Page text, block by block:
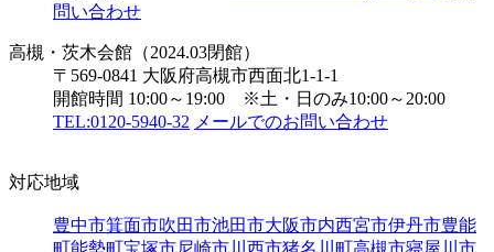
問い合わせ
高槻・茨木会館（2024.03閉館）
〒569-0841 大阪府高槻市西面北1-1-1
開館時間 10:00～19:00 ※土・日のみ10:00～20:00
TEL:0120-5940-32 メールでのお問い合わせ
対応地域
豊中市箕面市吹田市池田市大阪市内西宮市伊丹市豊能
町能勢町宝塚市尼崎市川西市猪名川町高槻市寝屋川市